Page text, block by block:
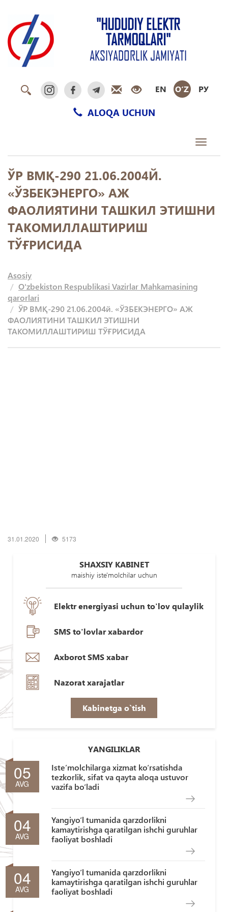
"HUDUDIY ELEKTR
TARMOQLARI"
AKSIYADORLIK JAMIYATI
EN O‘Z РУ
ALOQA UCHUN
Toggle
ЎР ВМҚ-290 21.06.2004Й.
«ЎЗБЕКЭНЕРГО» АЖ
ФАОЛИЯТИНИ ТАШКИЛ ЭТИШНИ
ТАКОМИЛЛАШТИРИШ
ТЎҒРИСИДА
Asosiy
O'zbekiston Respublikasi Vazirlar Mahkamasining
qarorlari
ЎР ВМҚ-290 21.06.2004й. «ЎЗБЕКЭНЕРГО» АЖ
ФАОЛИЯТИНИ ТАШКИЛ ЭТИШНИ
ТАКОМИЛЛАШТИРИШ ТЎҒРИСИДА
31.01.2020 5173
SHAXSIY KABINET
maishiy iste'molchilar uchun
Elektr energiyasi uchun to'lov qulaylik
SMS to'lovlar xabardor
Axborot SMS xabar
Nazorat xarajatlar
Kabinetga o`tish
YANGILIKLAR
05
AVG
Iste’molchilarga xizmat ko‘rsatishda
tezkorlik, sifat va qayta aloqa ustuvor
vazifa bo‘ladi
04
AVG
Yangiyo‘l tumanida qarzdorlikni
kamaytirishga qaratilgan ishchi guruhlar
faoliyat boshladi
04
AVG
Yangiyo‘l tumanida qarzdorlikni
kamaytirishga qaratilgan ishchi guruhlar
faoliyat boshladi